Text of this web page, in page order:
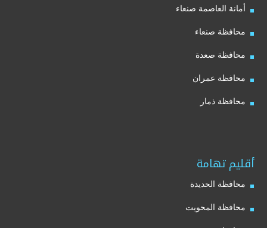
أمانة العاصمة صنعاء
محافظة صنعاء
محافظة صعدة
محافظة عمران
محافظة ذمار
أقليم تهامة
محافظة الحديدة
محافظة المحويت